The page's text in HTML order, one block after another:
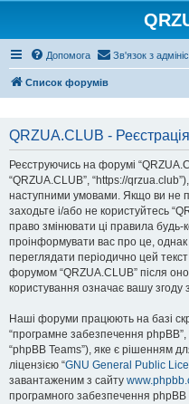
Допомога Зв'язок з
Список форумів
QRZUA.CLUB - Реєстрація
Реєструючись на форумі
“QRZUA.CLUB”, “https://
наступними умовами. Якщо ви не
заходьте і/або не користуйтесь
право змінювати ці правила
проінформувати вас про це,
переглядати періодично цей
форумом “QRZUA.CLUB” після
користування означає вашу згоду
Наші форуми працюють на базі
“програмне забезпечення
“phpBB Teams”), яке є рішенням
ліцензією “GNU General Public
завантаженим з сайту
програмного забезпечення phpBB